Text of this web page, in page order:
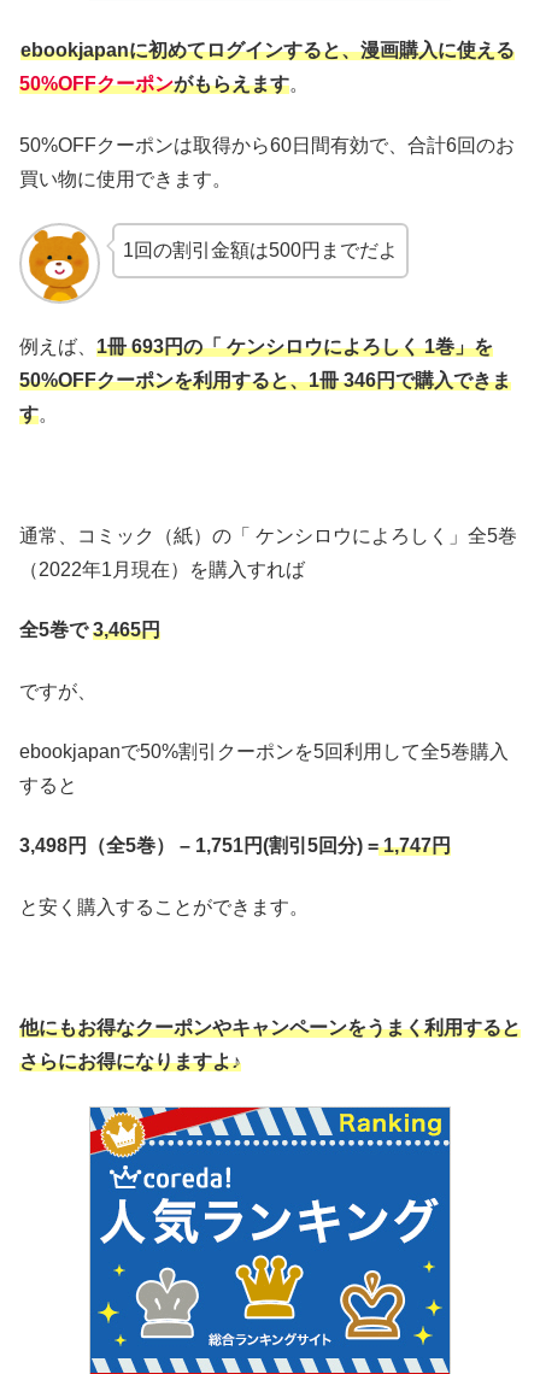
ebookjapanに初めてログインすると、漫画購入に使える
50%OFFクーポンがもらえます。
50%OFFクーポンは取得から60日間有効で、合計6回のお
買い物に使用できます。
1回の割引金額は500円までだよ
例えば、 1冊 693円の「 ケンシロウによろしく 1巻」を
50%OFFクーポンを利用すると、1冊 346円で購入できま
す。
通常、コミック（紙）の「 ケンシロウによろしく」全5巻
（2022年1月現在）を購入すれば
全5巻で3,465円
ですが、
ebookjapanで50%割引クーポンを5回利用して全5巻購入
すると
3,498円（全5巻） – 1,751円(割引5回分) =1,747円
と安く購入することができます。
他にもお得なクーポンやキャンペーンをうまく利用すると
さらにお得になりますよ♪